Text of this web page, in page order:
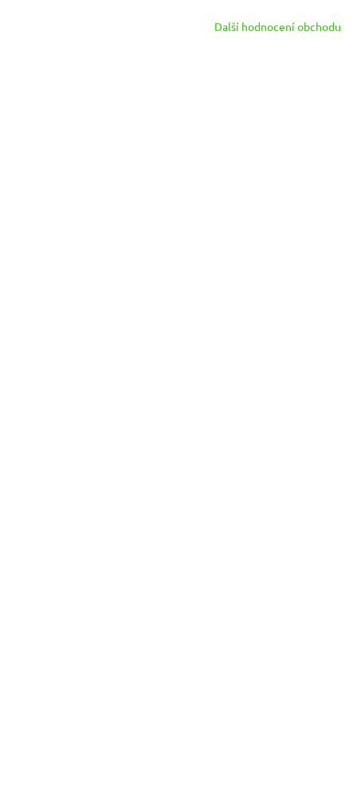
Další hodnocení obchodu